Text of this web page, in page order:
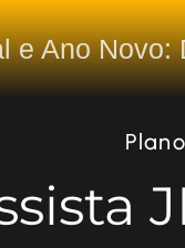
e Ano